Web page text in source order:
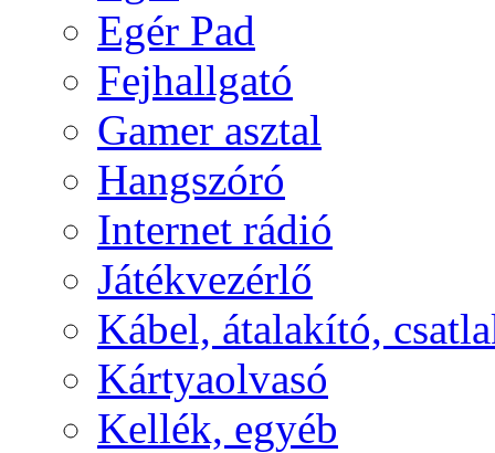
Egér Pad
Fejhallgató
Gamer asztal
Hangszóró
Internet rádió
Játékvezérlő
Kábel, átalakító,
Kártyaolvasó
Kellék, egyéb